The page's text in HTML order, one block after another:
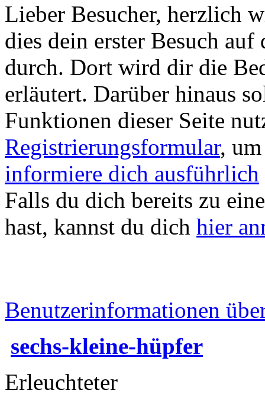
Lieber Besucher, herzlich
dies dein erster Besuch
durch. Dort wird dir die
erläutert. Darüber hinaus
Funktionen dieser Seite
Registrierungsformular,
informiere dich ausführlich
Falls du dich bereits zu
hast, kannst du dich hier
Benutzerinformationen
sechs-kleine-hüpfer
Erleuchteter